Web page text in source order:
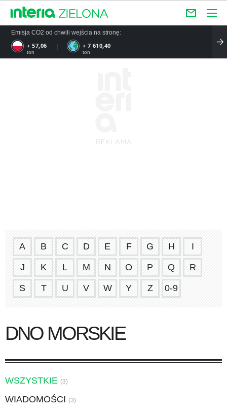
Emisja CO2 od chwili wejścia na stronę:
+ 57,06
ton
+ 7 610,40
ton
A B C D E F G H I
J K L M N O P Q R
S T U V W Y Z 0-9
DNO MORSKIE
WSZYSTKIE (3)
WIADOMOŚCI (3)